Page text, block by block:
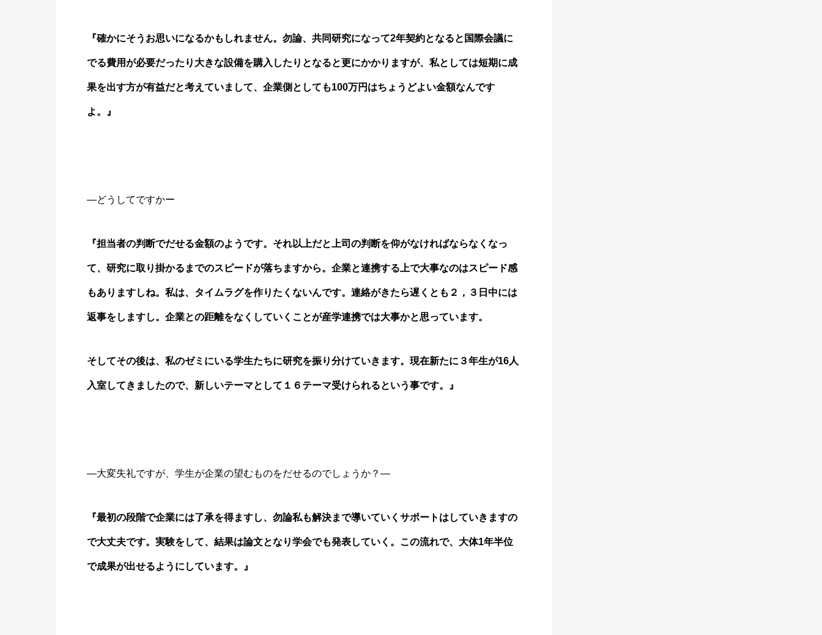
『確かにそうお思いになるかもしれません。勿論、共同研究になって2年契約となると国際会議に
でる費用が必要だったり大きな設備を購入したりとなると更にかかりますが、私としては短期に成
果を出す方が有益だと考えていまして、企業側としても100万円はちょうどよい金額なんです
よ。』
―どうしてですかー
『担当者の判断でだせる金額のようです。それ以上だと上司の判断を仰がなければならなくなっ
て、研究に取り掛かるまでのスピードが落ちますから。企業と連携する上で大事なのはスピード感
もありますしね。私は、タイムラグを作りたくないんです。連絡がきたら遅くとも２，３日中には
返事をしますし。企業との距離をなくしていくことが産学連携では大事かと思っています。
そしてその後は、私のゼミにいる学生たちに研究を振り分けていきます。現在新たに３年生が16人
入室してきましたので、新しいテーマとして１６テーマ受けられるという事です。』
―大変失礼ですが、学生が企業の望むものをだせるのでしょうか？―
『最初の段階で企業には了承を得ますし、勿論私も解決まで導いていくサポートはしていきますの
で大丈夫です。実験をして、結果は論文となり学会でも発表していく。この流れで、大体1年半位
で成果が出せるようにしています。』